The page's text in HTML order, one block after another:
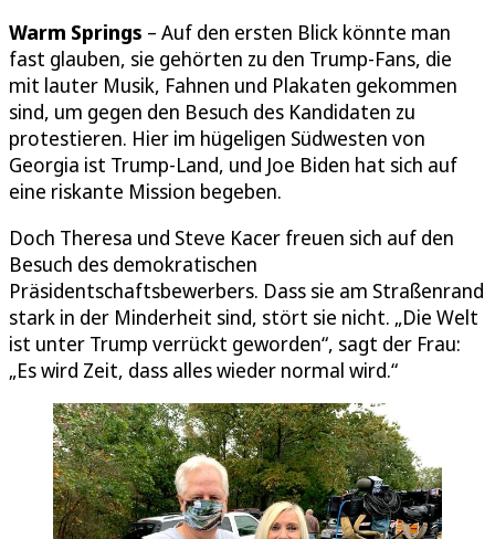
Warm Springs – Auf den ersten Blick könnte man
fast glauben, sie gehörten zu den Trump-Fans, die
mit lauter Musik, Fahnen und Plakaten gekommen
sind, um gegen den Besuch des Kandidaten zu
protestieren. Hier im hügeligen Südwesten von
Georgia ist Trump-Land, und Joe Biden hat sich auf
eine riskante Mission begeben.
Doch Theresa und Steve Kacer freuen sich auf den
Besuch des demokratischen
Präsidentschaftsbewerbers. Dass sie am Straßenrand
stark in der Minderheit sind, stört sie nicht. „Die Welt
ist unter Trump verrückt geworden“, sagt der Frau:
„Es wird Zeit, dass alles wieder normal wird.“